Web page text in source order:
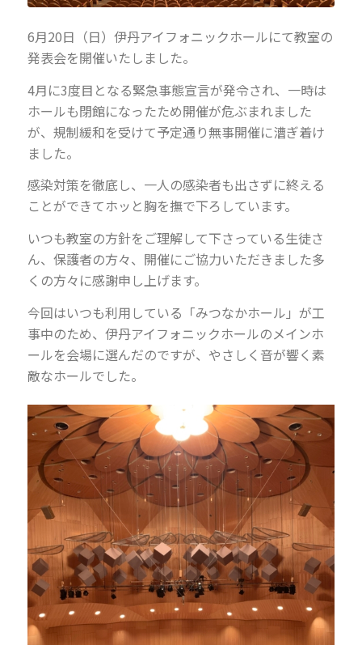
6月20日（日）伊丹アイフォニックホールにて教室の
発表会を開催いたしました。
4月に3度目となる緊急事態宣言が発令され、一時は
ホールも閉館になったため開催が危ぶまれました
が、規制緩和を受けて予定通り無事開催に漕ぎ着け
ました。
感染対策を徹底し、一人の感染者も出さずに終える
ことができてホッと胸を撫で下ろしています。
いつも教室の方針をご理解して下さっている生徒さ
ん、保護者の方々、開催にご協力いただきました多
くの方々に感謝申し上げます。
今回はいつも利用している「みつなかホール」が工
事中のため、伊丹アイフォニックホールのメインホ
ールを会場に選んだのですが、やさしく音が響く素
敵なホールでした。